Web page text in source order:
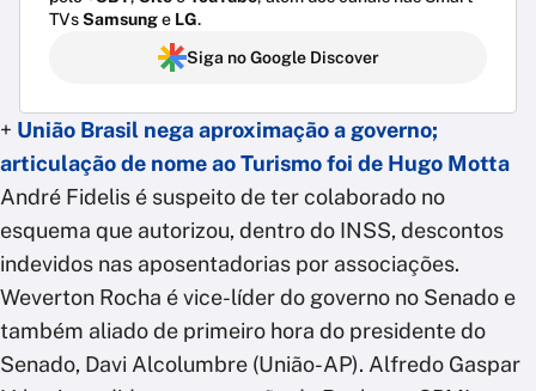
TVsSamsunge LG.
Siga no Google Discover
+ União Brasil nega aproximação a governo;
articulação de nome ao Turismo foi de Hugo Motta
André Fidelis é suspeito de ter colaborado no
esquema que autorizou, dentro do INSS, descontos
indevidos nas aposentadorias por associações.
Weverton Rocha é vice-líder do governo no Senado e
também aliado de primeiro hora do presidente do
Senado, Davi Alcolumbre (União-AP). Alfredo Gaspar